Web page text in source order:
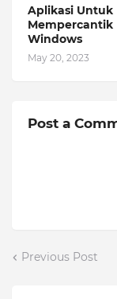
Aplikasi Untuk
Mempercantik
Windows
May 20, 2023
Post a
Previous Post